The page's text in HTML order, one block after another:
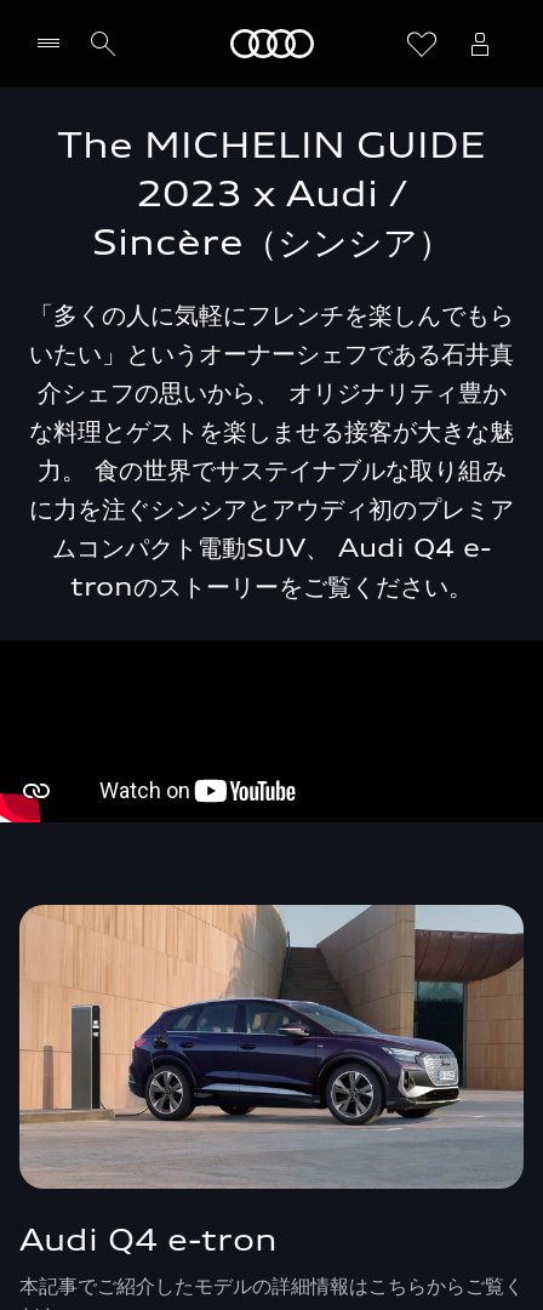
The MICHELIN GUIDE
2023 x Audi /
Sincère（シンシア）
「多くの人に気軽にフレンチを楽しんでもら
いたい」というオーナーシェフである石井真
介シェフの思いから、 オリジナリティ豊か
な料理とゲストを楽しませる接客が大きな魅
力。 食の世界でサステイナブルな取り組み
に力を注ぐシンシアとアウディ初のプレミア
ムコンパクト電動SUV、 Audi Q4 e-
tronのストーリーをご覧ください。
Audi Q4 e-tron
本記事でご紹介したモデルの詳細情報はこちらからご覧く